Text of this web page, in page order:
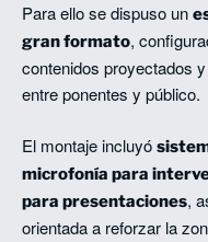
Para ello se dispuso un
gran formato,
contenidos proyectados
entre ponentes y público.
El montaje incluyó
microfonía para
para presentaciones,
orientada a reforzar la